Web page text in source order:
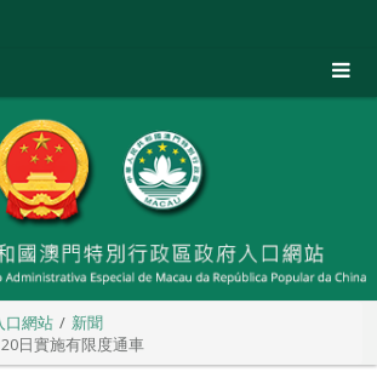
口網站
新聞
日實施有限度通車